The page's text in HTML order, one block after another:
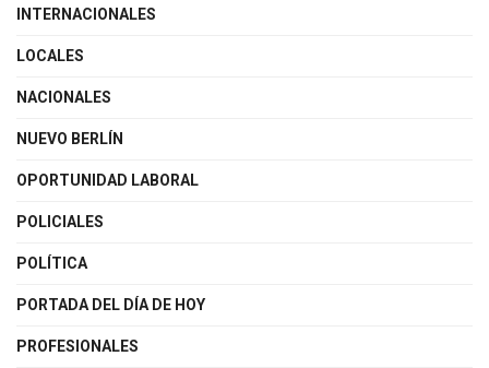
INTERNACIONALES
LOCALES
NACIONALES
NUEVO BERLÍN
OPORTUNIDAD LABORAL
POLICIALES
POLÍTICA
PORTADA DEL DÍA DE HOY
PROFESIONALES